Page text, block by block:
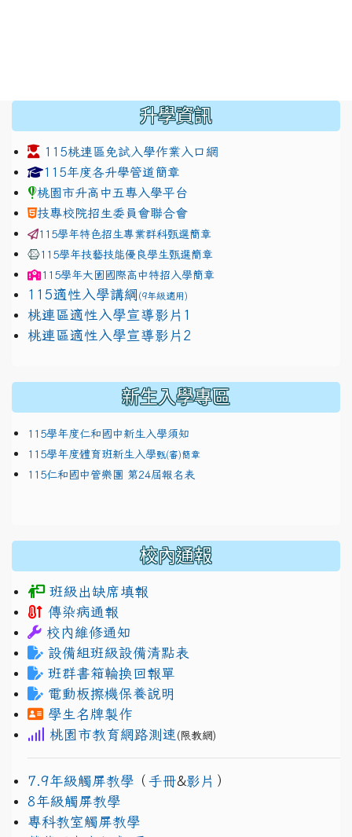
升學資訊
115桃連區免試入學作業入口網
link to https://www.jhjhs.tyc.edu.tw/modules/
115年度各升學管道簡章
桃園市升高中五專入學平台
技專校院招生委員會聯合會
115學年特色招生專業群科甄選簡章
115學年技藝技能優良學生甄選簡章
115學年大園國際高中特招入學簡章
115適性入學講綱 (9年級適用)
link to https://docs.google.com/presentation/d/
桃連區適性入學宣導影片1
link to https://docs.google.com/presentation/d/
桃連區適性入學宣導影片2
新生入學專區
115學年度仁和國中新生入學須知
115學年度體育班新生入學甄(審)簡章
115仁和國中管樂團 第24屆報名表
校內通報
班級出缺席填報
傳染病通報
校內維修通知
設備組班級設備清點表
班群書箱輪換回報單
電動板擦機保養說明
學生名牌製作
桃園市教育網路測速 (限教網)
7.9年級觸屏教學 （ 手冊&影片 ）
8年級觸屏教學
專科教室觸屏教學